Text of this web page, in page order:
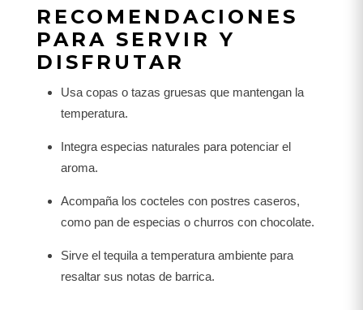
RECOMENDACIONES
PARA SERVIR Y
DISFRUTAR
Usa copas o tazas gruesas que mantengan la
temperatura.
Integra especias naturales para potenciar el
aroma.
Acompaña los cocteles con postres caseros,
como pan de especias o churros con chocolate.
Sirve el tequila a temperatura ambiente para
resaltar sus notas de barrica.